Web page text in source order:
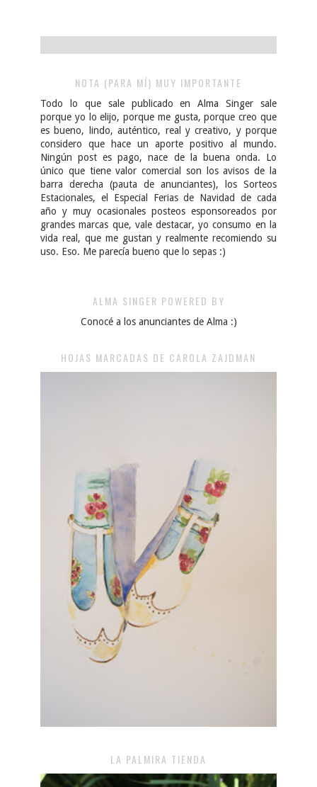
NOTA (PARA MÍ) MUY IMPORTANTE
Todo lo que sale publicado en Alma Singer sale
porque yo lo elijo, porque me gusta, porque creo que
es bueno, lindo, auténtico, real y creativo, y porque
considero que hace un aporte positivo al mundo.
Ningún post es pago, nace de la buena onda. Lo
único que tiene valor comercial son los avisos de la
barra derecha (pauta de anunciantes), los Sorteos
Estacionales, el Especial Ferias de Navidad de cada
año y muy ocasionales posteos esponsoreados por
grandes marcas que, vale destacar, yo consumo en la
vida real, que me gustan y realmente recomiendo su
uso. Eso. Me parecía bueno que lo sepas :)
ALMA SINGER POWERED BY
Conocé a los anunciantes de Alma :)
HOJAS MARCADAS DE CAROLA ZAJDMAN
LA PALMIRA TIENDA